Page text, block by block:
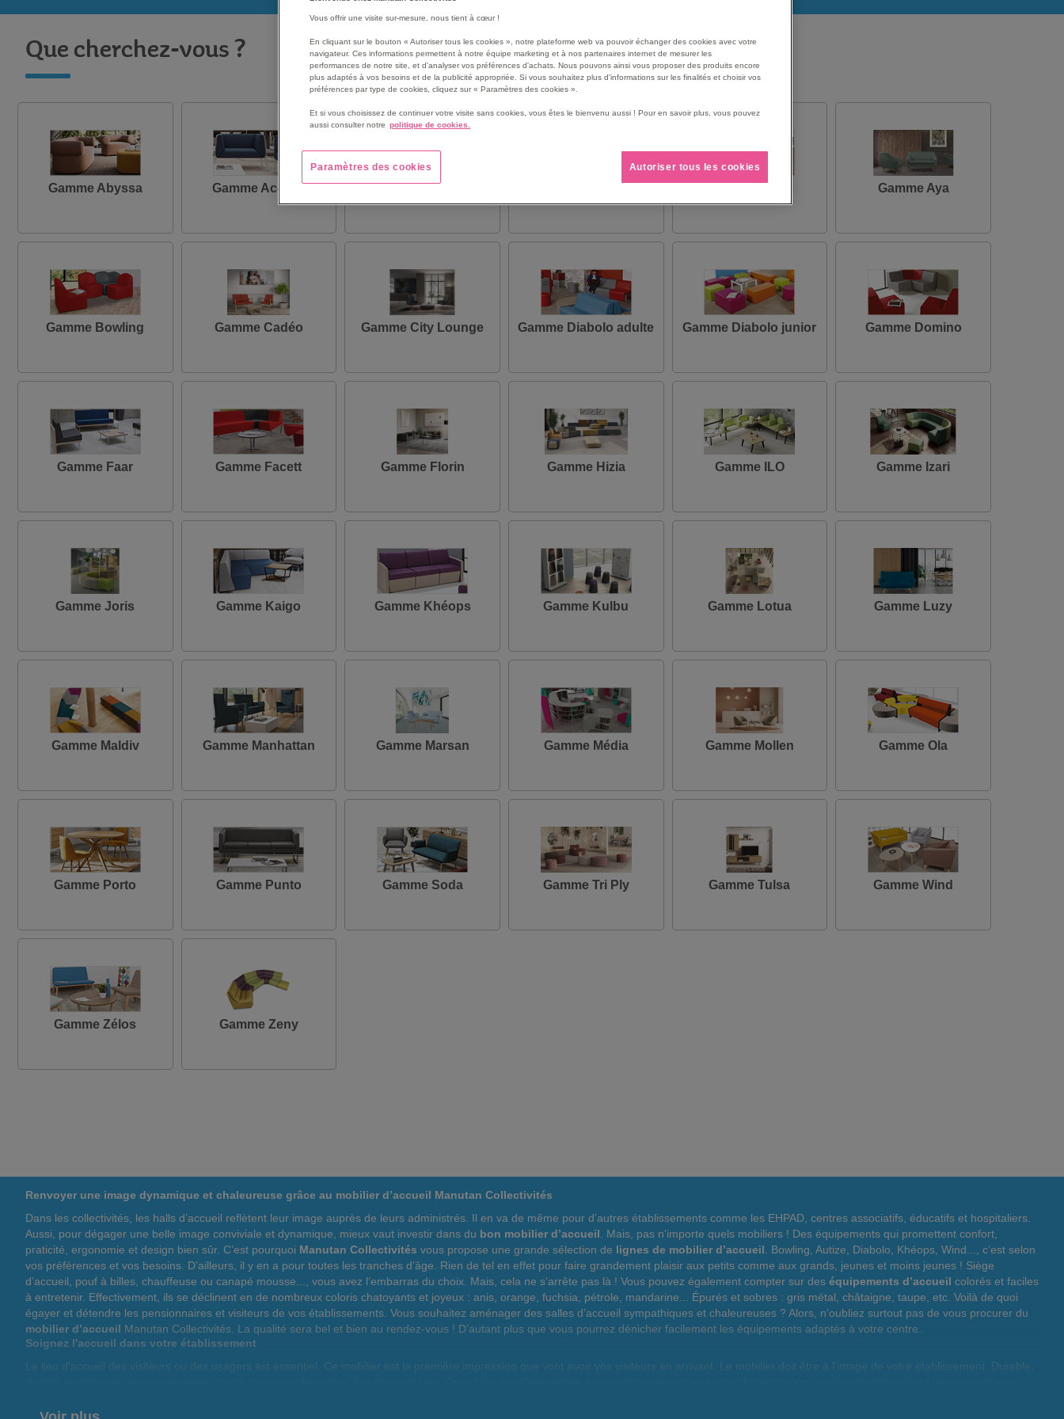
Que cherchez-vous ?
Gamme Abyssa Gamme Accord Gamme Ainhoa Gamme Aya
Gamme Bowling Gamme Cadéo Gamme City Lounge Gamme Diabolo adulte Gamme Diabolo junior Gamme Domino
Gamme Faar Gamme Facett Gamme Florin Gamme Hizia Gamme ILO Gamme Izari
Gamme Joris Gamme Kaigo Gamme Khéops Gamme Kulbu Gamme Lotua Gamme Luzy
Gamme Maldiv Gamme Manhattan Gamme Marsan Gamme Média Gamme Mollen Gamme Ola
Gamme Porto Gamme Punto Gamme Soda Gamme Tri Ply Gamme Tulsa Gamme Wind
Gamme Zélos Gamme Zeny
Renvoyer une image dynamique et chaleureuse grâce au mobilier d’accueil Manutan Collectivités
Dans les collectivités, les halls d’accueil reflètent leur image auprès de leurs administrés. Il en va de même pour d’autres établissements comme les EHPAD, centres associatifs, éducatifs et hospitaliers.
Aussi, pour dégager une belle image conviviale et dynamique, mieux vaut investir dans du bon mobilier d’accueil . Mais, pas n’importe quels mobiliers ! Des équipements qui promettent confort,
praticité, ergonomie et design bien sûr. C’est pourquoi Manutan Collectivités vous propose une grande sélection de lignes de mobilier d’accueil . Bowling, Autize, Diabolo, Khéops, Wind..., c’est selon
vos préférences et vos besoins. D’ailleurs, il y en a pour toutes les tranches d’âge. Rien de tel en effet pour faire grandement plaisir aux petits comme aux grands, jeunes et moins jeunes ! Siège
d’accueil, pouf à billes, chauffeuse ou canapé mousse..., vous avez l’embarras du choix. Mais, cela ne s’arrête pas là ! Vous pouvez également compter sur des équipements d’accueil colorés et faciles
à entretenir. Effectivement, ils se déclinent en de nombreux coloris chatoyants et joyeux : anis, orange, fuchsia, pétrole, mandarine... Épurés et sobres : gris métal, châtaigne, taupe, etc. Voilà de quoi
égayer et détendre les pensionnaires et visiteurs de vos établissements. Vous souhaitez aménager des salles d’accueil sympathiques et chaleureuses ? Alors, n’oubliez surtout pas de vous procurer du
mobilier d’accueil Manutan Collectivités. La qualité sera bel et bien au rendez-vous ! D’autant plus que vous pourrez dénicher facilement les équipements adaptés à votre centre.
Soignez l'accueil dans votre établissement
Le lieu d'accueil des visiteurs ou des usagers est essentiel. Ce mobilier est la première impression que vont avoir vos visiteurs en arrivant. Le mobilier doit être à l'image de votre établissement. Durable,
comptoir, des chaises, des fauteuils ou des bureaux, choisissez une gamme et réalisez vos ambitions au service de l'accueil dans votre établissement. Le
Vous offrir une visite sur-mesure, nous tient à cœur !
En cliquant sur le bouton « Autoriser tous les cookies », notre plateforme web va pouvoir échanger des cookies avec votre
navigateur. Ces informations permettent à notre équipe marketing et à nos partenaires internet de mesurer les
performances de notre site, et d'analyser vos préférences d'achats. Nous pouvons ainsi vous proposer des produits encore
plus adaptés à vos besoins et de la publicité appropriée. Si vous souhaitez plus d'informations sur les finalités et choisir vos
préférences par type de cookies, cliquez sur « Paramètres des cookies ».
Et si vous choisissez de continuer votre visite sans cookies, vous êtes le bienvenu aussi ! Pour en savoir plus, vous pouvez
aussi consulter notre politique de cookies.
Paramètres des cookies Autoriser tous les cookies